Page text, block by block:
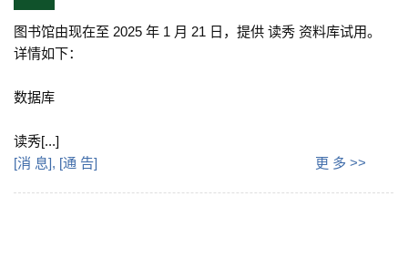
图书馆由现在至 2025 年 1 月 21 日，提供 读秀 资料库试用。
详情如下：
数据库
读秀[...]
[消 息], [通 告] 更 多 >>